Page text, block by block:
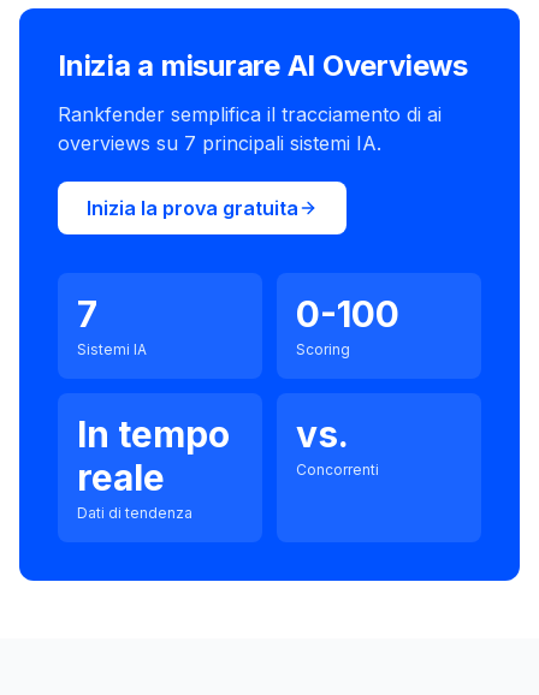
Inizia a misurare AI Overviews
Rankfender semplifica il tracciamento di ai
overviews su 7 principali sistemi IA.
Inizia la prova gratuita
7
Sistemi IA
0-100
Scoring
In tempo
reale
Dati di tendenza
vs.
Concorrenti